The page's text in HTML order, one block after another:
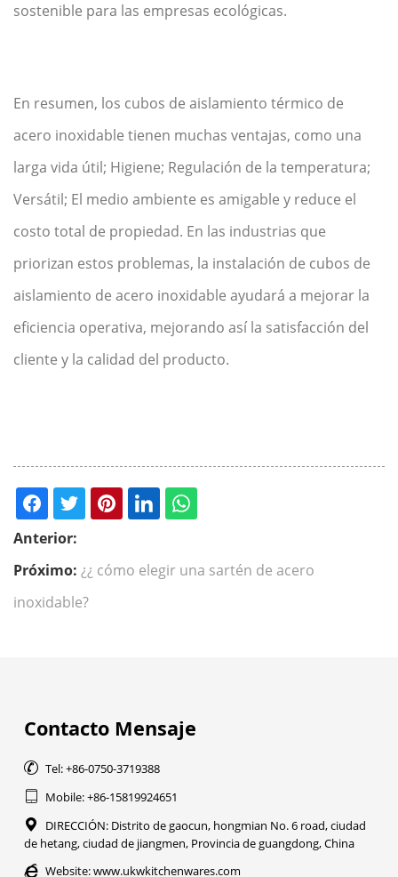
sostenible para las empresas ecológicas.
En resumen, los cubos de aislamiento térmico de
acero inoxidable tienen muchas ventajas, como una
larga vida útil; Higiene; Regulación de la temperatura;
Versátil; El medio ambiente es amigable y reduce el
costo total de propiedad. En las industrias que
priorizan estos problemas, la instalación de cubos de
aislamiento de acero inoxidable ayudará a mejorar la
eficiencia operativa, mejorando así la satisfacción del
cliente y la calidad del producto.
Anterior:
Próximo: ¿¿ cómo elegir una sartén de acero
inoxidable?
Contacto Mensaje
 Tel: +86-0750-3719388
 Mobile: +86-15819924651

DIRECCIÓN: Distrito de gaocun, hongmian No. 6 road, ciudad
de hetang, ciudad de jiangmen, Provincia de guangdong, China
 Website:www.ukwkitchenwares.com